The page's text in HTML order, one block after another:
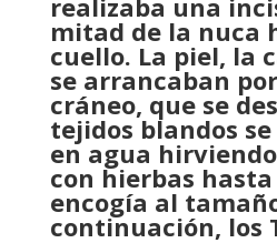
mitad de la nuca
cuello. La piel, la
se arrancaban
cráneo, que se
tejidos blandos
en agua
con hierbas
encogía al
continuación, los